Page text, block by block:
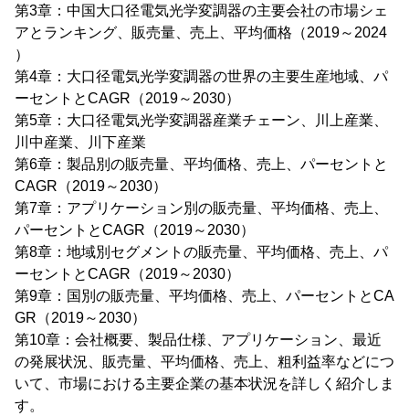
第3章：中国大口径電気光学変調器の主要会社の市場シェ
アとランキング、販売量、売上、平均価格（2019～2024
）
第4章：大口径電気光学変調器の世界の主要生産地域、パ
ーセントとCAGR（2019～2030）
第5章：大口径電気光学変調器産業チェーン、川上産業、
川中産業、川下産業
第6章：製品別の販売量、平均価格、売上、パーセントと
CAGR（2019～2030）
第7章：アプリケーション別の販売量、平均価格、売上、
パーセントとCAGR（2019～2030）
第8章：地域別セグメントの販売量、平均価格、売上、パ
ーセントとCAGR（2019～2030）
第9章：国別の販売量、平均価格、売上、パーセントとCA
GR（2019～2030）
第10章：会社概要、製品仕様、アプリケーション、最近
の発展状況、販売量、平均価格、売上、粗利益率などにつ
いて、市場における主要企業の基本状況を詳しく紹介しま
す。